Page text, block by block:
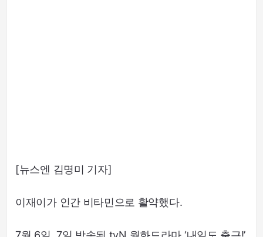
[뉴스엔 김명미 기자]
이재이가 인간 비타민으로 활약했다.